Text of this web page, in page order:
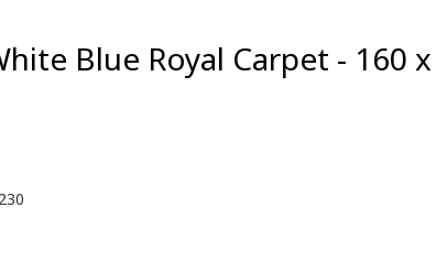
Blue Royal Carpet - 160 x